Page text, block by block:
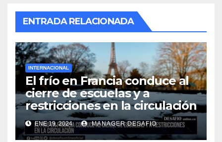
ENTRADA RELACIONADA
INTERNACIONAL
El frío en Francia conduce al
cierre de escuelas y a
restricciones en la circulación
ENE 19, 2024 MANAGER.DESAFIO